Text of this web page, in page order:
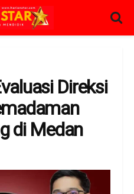
Direksi
di Medan